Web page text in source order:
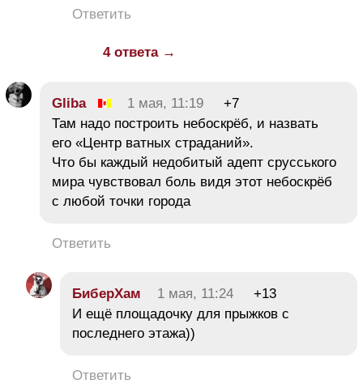
Ответить
4 ответа →
Gliba 1 мая, 11:19
+7
Там надо построить небоскрёб, и назвать
его «Центр ватных страданий».
Что бы каждый недобитый адепт срусського
мира чувствовал боль видя этот небоскрёб
с любой точки города
Ответить
БиберХам 1 мая, 11:24
+13
И ещё площадочку для прыжков с
последнего этажа))
Ответить